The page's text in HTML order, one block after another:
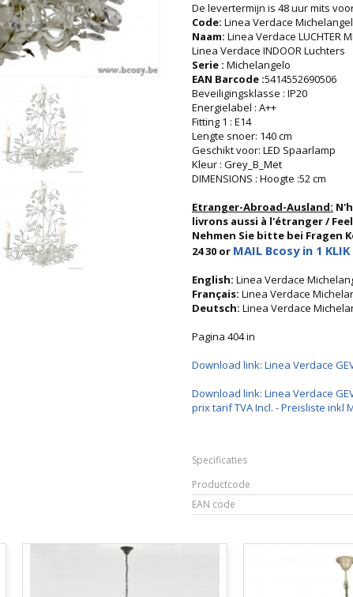
De levertermijn is 48 uur mits
Code: Linea Verdace
Naam: Linea Verdace LUCHTER
Linea Verdace INDOOR Luchters
Serie : Michelangelo
EAN Barcode :5414552690506
Beveiligingsklasse : IP20
Energielabel : A++
Fitting 1 : E14
Lengte snoer: 140 cm
Geschikt voor: LED Spaarlamp
Kleur : Grey_B_Met
DIMENSIONS : Hoogte :52 cm
Etranger-Abroad-Ausland:
livrons aussi à l'étranger /
Nehmen Sie bitte bei Fragen
24 30 or MAIL Bcosy in 1 KLIK
English: Linea Verdace
Français: Linea Verdace
Deutsch: Linea Verdace
Pagina 404 in
Download link: Linea Verdace
Download link: Linea Verdace
prix tarif TVA Incl. - Preisliste inkl
Specificaties
Productcode
EAN code